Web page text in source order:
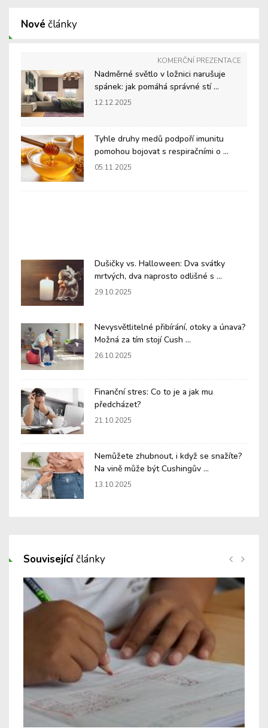
Nové články
KOMERČNÍ PREZENTACE
Nadměrné světlo v ložnici narušuje
spánek: jak pomáhá správné stí ...
12.12.2025
Tyhle druhy medů podpoří imunitu
pomohou bojovat s respiračními o ...
05.11.2025
Dušičky vs. Halloween: Dva svátky
mrtvých, dva naprosto odlišné s ...
29.10.2025
Nevysvětlitelné přibírání, otoky a únava?
Možná za tím stojí Cush ...
26.10.2025
Finanční stres: Co to je a jak mu
předcházet?
21.10.2025
Nemůžete zhubnout, i když se snažíte?
Na vině může být Cushingův ...
13.10.2025
Souvisejícíčlánky